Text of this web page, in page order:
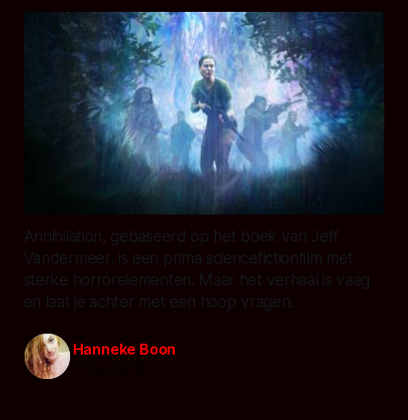
Annihilation, gebaseerd op het boek van Jeff
Vandermeer, is een prima sciencefictionfilm met
sterke horrorelementen. Maar het verhaal is vaag
en laat je achter met een hoop vragen.
Hanneke Boon